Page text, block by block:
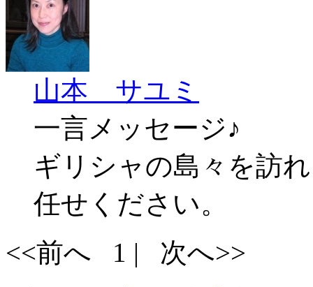
山本 サユミ
一言メッセージ♪
ギリシャの島々を訪
任せください。
<<前へ 1 | 次へ>>